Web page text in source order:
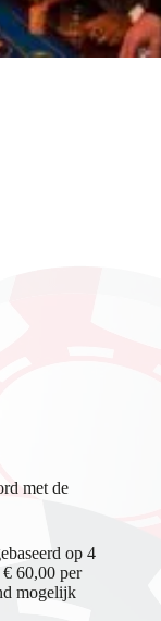
met de
op 4
60,00 per
mogelijk